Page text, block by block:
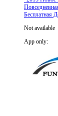
Бесплатная
Not available
App only: